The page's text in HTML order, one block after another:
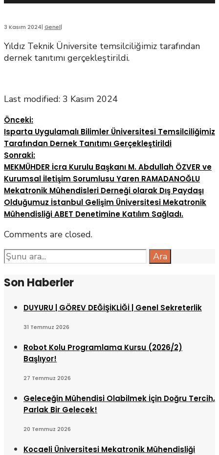
3 Kasım 2024| Genel|
Yıldız Teknik Üniversite temsilciliğimiz tarafından
dernek tanıtımı gerçekleştirildi.
Last modified: 3 Kasım 2024
Önceki:
Isparta Uygulamalı Bilimler Üniversitesi Temsilciliğimiz
Tarafından Dernek Tanıtımı Gerçekleştirildi
Sonraki:
MEKMÜHDER İcra Kurulu Başkanı M. Abdullah ÖZVER ve
Kurumsal İletişim Sorumlusu Yaren RAMADANOĞLU
Mekatronik Mühendisleri Derneği olarak Dış Paydaşı
Olduğumuz İstanbul Gelişim Üniversitesi Mekatronik
Mühendisliği ABET Denetimine Katılım Sağladı.
Comments are closed.
Search
for:
Ara
Son Haberler
DUYURU | GÖREV DEĞİŞİKLİĞİ | Genel Sekreterlik
31 Temmuz 2026
Robot Kolu Programlama Kursu (2026/2)
Başlıyor!
27 Temmuz 2026
Geleceğin Mühendisi Olabilmek İçin Doğru Tercih,
Parlak Bir Gelecek!
20 Temmuz 2026
Kocaeli Üniversitesi Mekatronik Mühendisliği